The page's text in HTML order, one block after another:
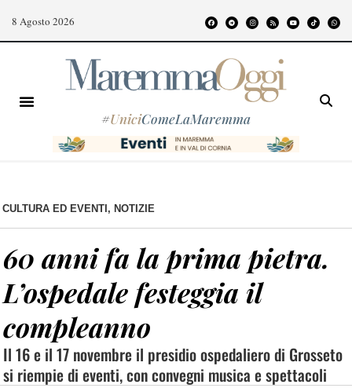
8 Agosto 2026
#UniciComeLaMaremma
CULTURA ED EVENTI , NOTIZIE
60 anni fa la prima pietra.
L’ospedale festeggia il
compleanno
Il 16 e il 17 novembre il presidio ospedaliero di Grosseto
si riempie di eventi, con convegni musica e spettacoli